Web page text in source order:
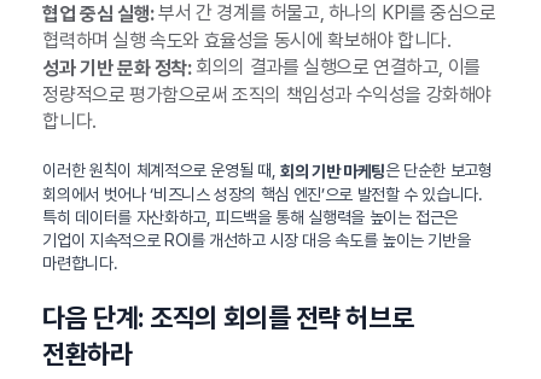
협업 중심 실행:부서 간 경계를 허물고, 하나의 KPI를 중심으로
협력하며 실행 속도와 효율성을 동시에 확보해야 합니다.
성과 기반 문화 정착:회의의 결과를 실행으로 연결하고, 이를
정량적으로 평가함으로써 조직의 책임성과 수익성을 강화해야
합니다.
이러한 원칙이 체계적으로 운영될 때,회의 기반 마케팅은 단순한 보고형
회의에서 벗어나 ‘비즈니스 성장의 핵심 엔진’으로 발전할 수 있습니다.
특히 데이터를 자산화하고, 피드백을 통해 실행력을 높이는 접근은
기업이 지속적으로 ROI를 개선하고 시장 대응 속도를 높이는 기반을
마련합니다.
다음 단계: 조직의 회의를 전략 허브로
전환하라